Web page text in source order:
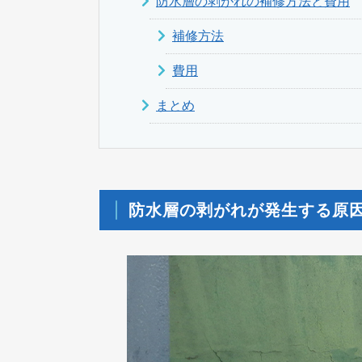
補修方法
費用
まとめ
防水層の剥がれが発生する原